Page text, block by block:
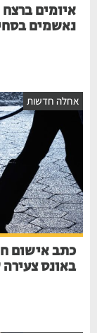
איומים ברצח
נאשמים
חדשות
כתב אישום
באונס צעירה